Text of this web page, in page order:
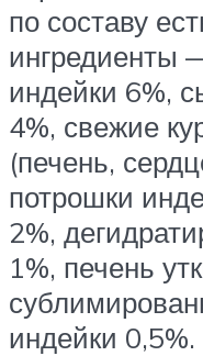
по составу
ингредиенты
индейки 6%,
4%, свежие
(печень,
потрошки
2%,
1%, печень
индейки 0,5%.